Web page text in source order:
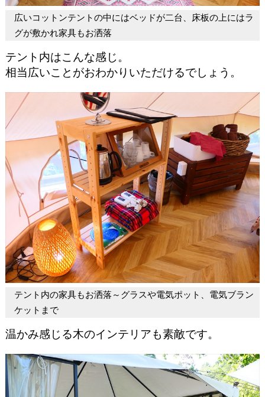
広いコットンテントの中にはベッドが二台、床板の上にはラ
グが敷かれ家具もお洒落
テント内はこんな感じ。
相当広いことがおわかりいただけるでしょう。
テント内の家具もお洒落～グラスや電気ポット、電気ブラン
ケットまで
温かみ感じる木のインテリアも素敵です。